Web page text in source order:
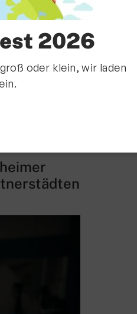
2026
oder klein, wir laden